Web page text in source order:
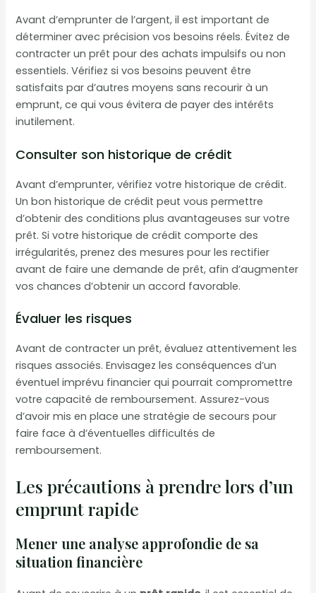
Avant d’emprunter de l’argent, il est important de
déterminer avec précision vos besoins réels. Évitez de
contracter un prêt pour des achats impulsifs ou non
essentiels. Vérifiez si vos besoins peuvent être
satisfaits par d’autres moyens sans recourir à un
emprunt, ce qui vous évitera de payer des intérêts
inutilement.
Consulter son historique de crédit
Avant d’emprunter, vérifiez votre historique de crédit.
Un bon historique de crédit peut vous permettre
d’obtenir des conditions plus avantageuses sur votre
prêt. Si votre historique de crédit comporte des
irrégularités, prenez des mesures pour les rectifier
avant de faire une demande de prêt, afin d’augmenter
vos chances d’obtenir un accord favorable.
Évaluer les risques
Avant de contracter un prêt, évaluez attentivement les
risques associés. Envisagez les conséquences d’un
éventuel imprévu financier qui pourrait compromettre
votre capacité de remboursement. Assurez-vous
d’avoir mis en place une stratégie de secours pour
faire face à d’éventuelles difficultés de
remboursement.
Les précautions à prendre lors d’un
emprunt rapide
Mener une analyse approfondie de sa
situation financière